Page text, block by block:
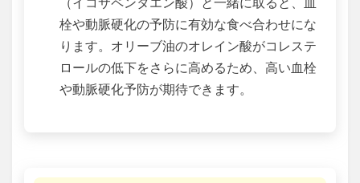
（イコサペンタエン酸）と一緒に取ると、血
栓や動脈硬化の予防に有効な食べ合わせにな
ります。オリーブ油のオレイン酸がコレステ
ロールの低下をさらに高めるため、高い血栓
や動脈硬化予防が期待できます。